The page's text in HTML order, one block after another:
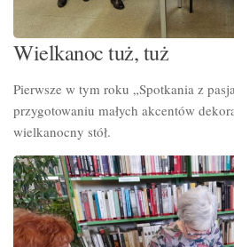
Wielkanoc tuż, tuż
Pierwsze w tym roku „Spotkania z
przygotowaniu małych akcentów
wielkanocny stół.